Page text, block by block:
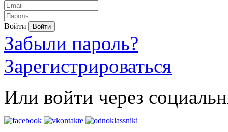
Войти
Забыли пароль?
Зарегистрироваться
Или войти через